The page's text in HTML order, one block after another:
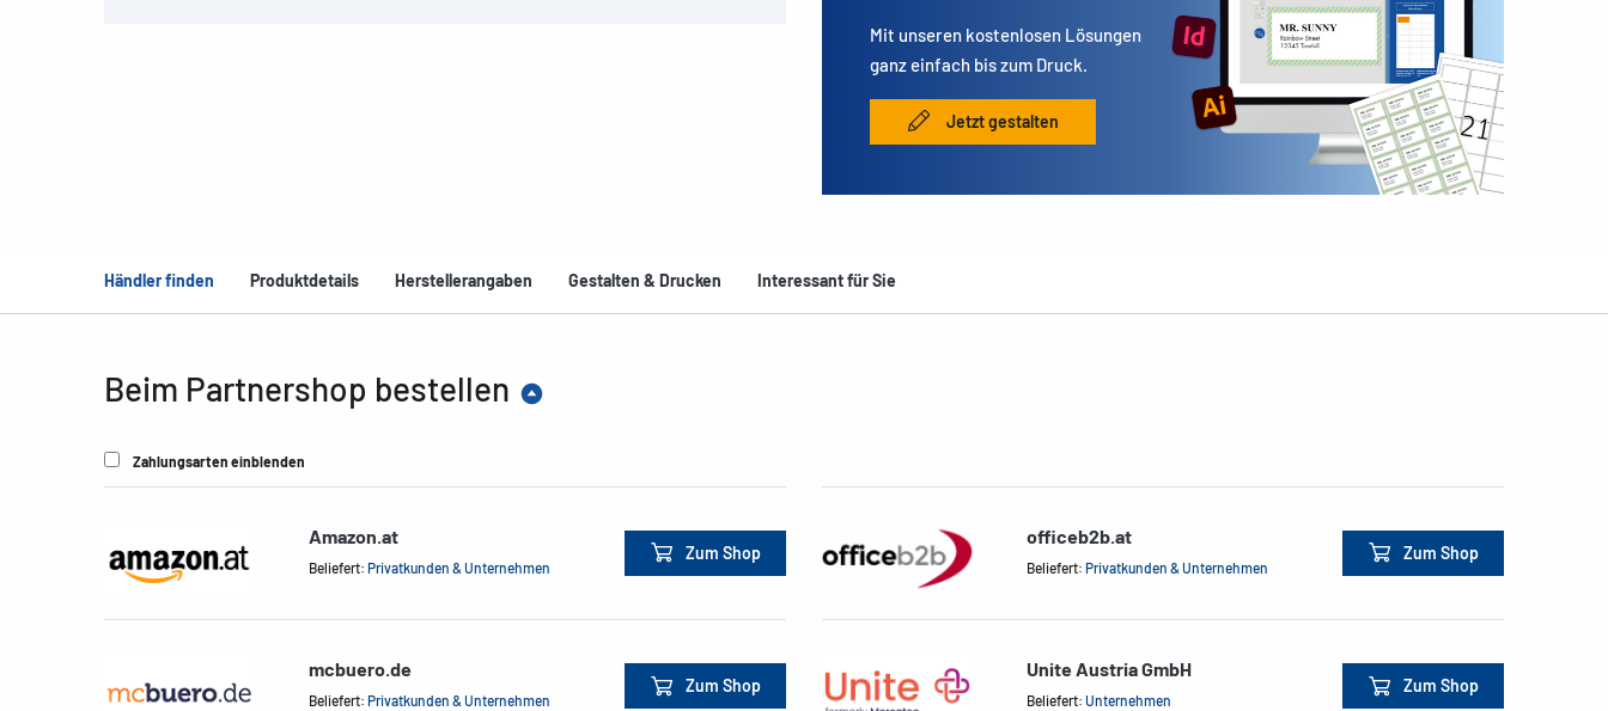
Mit unseren kostenlosen Lösungen
ganz einfach bis zum Druck.
Jetzt gestalten
Händler finden Produktdetails Herstellerangaben Gestalten & Drucken Interessant für Sie
Beim Partnershop bestellen
Zahlungsarten einblenden
Amazon.at
Beliefert: Privatkunden & Unternehmen
Zum Shop
officeb2b.at
Beliefert: Privatkunden & Unternehmen
Zum Shop
mcbuero.de
Beliefert: Privatkunden & Unternehmen
Zum Shop
Unite Austria GmbH
Beliefert: Unternehmen
Zum Shop